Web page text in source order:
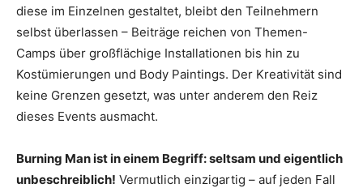
diese im Einzelnen gestaltet, bleibt den Teilnehmern
selbst überlassen – Beiträge reichen von Themen-
Camps über großflächige Installationen bis hin zu
Kostümierungen und Body Paintings. Der Kreativität sind
keine Grenzen gesetzt, was unter anderem den Reiz
dieses Events ausmacht.
Burning Man ist in einem Begriff: seltsam und eigentlich
unbeschreiblich! Vermutlich einzigartig – auf jeden Fall